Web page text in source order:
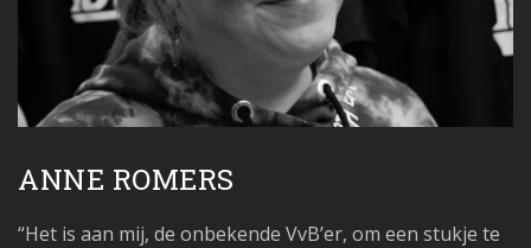
ANNE ROMERS
“Het is aan mij, de onbekende VvB’er, om een stukje te